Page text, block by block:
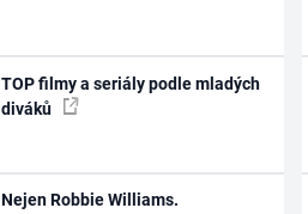
TOP filmy a seriály podle mladých
diváků
Nejen Robbie Williams.